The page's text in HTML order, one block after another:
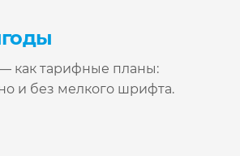
как тарифные планы:
и без мелкого шрифта.